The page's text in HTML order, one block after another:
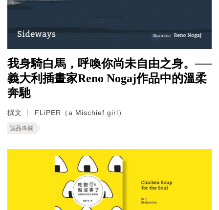
我身騎白馬，呼喚你尚未自由之身。──
義大利插畫家Reno Nogaj作品中的溫柔
奔馳
撰文 FLiPER（a Mischief girl）
誠品專欄